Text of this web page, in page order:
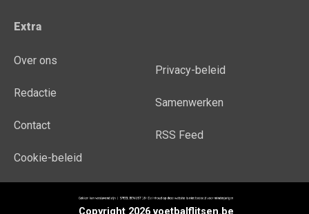
Extra
Over ons
Redactie
Contact
Cookie-beleid
Privacy-beleid
Samenwerken
RSS Feed
Copyright 2026 voetbalflitsen.be